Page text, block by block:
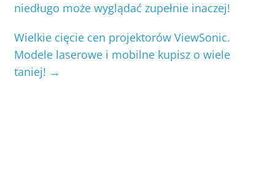
niedługo może wyglądać zupełnie inaczej!
Wielkie cięcie cen projektorów ViewSonic.
Modele laserowe i mobilne kupisz o wiele
taniej! →